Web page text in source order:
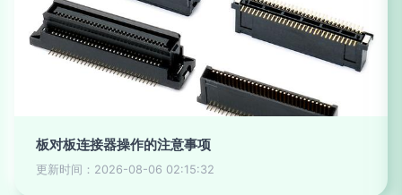
板对板连接器操作的注意事项
更新时间：2026-08-06 02:15:32